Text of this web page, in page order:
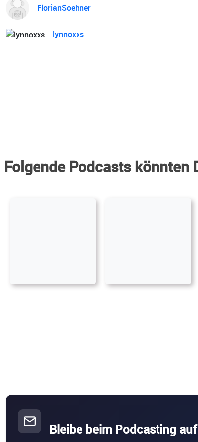
FlorianSoehner
lynnoxxs
Folgende Podcasts könnten
Bleibe beim Podcasting